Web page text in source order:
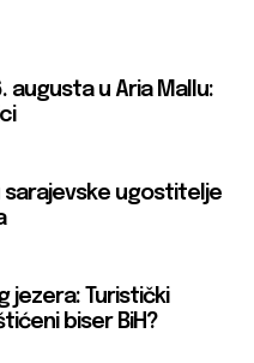
augusta u Aria Mallu:
sarajevske ugostitelje
jezera: Turistički
biser BiH?